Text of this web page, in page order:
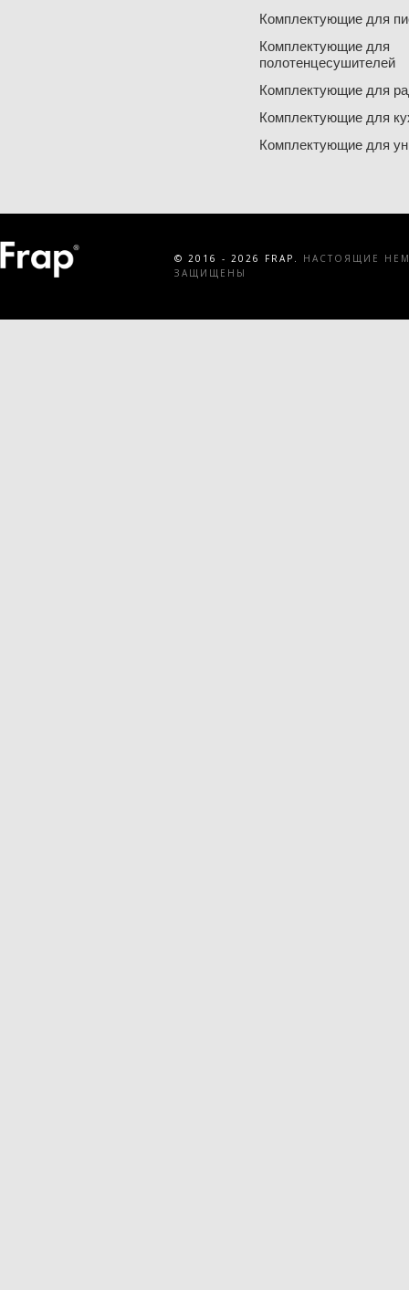
Комплектующие для
Комплектующие для
полотенцесушителей
Комплектующие для
Комплектующие для
Комплектующие для
© 2016 - 2026 FRAP.
НАСТОЯЩИЕ
ЗАЩИЩЕНЫ